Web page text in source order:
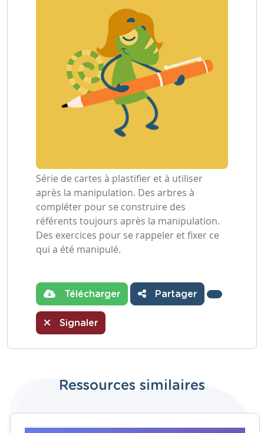
Série de cartes à plastifier et à utiliser
après la manipulation. Des arbres à
compléter pour se construire des
référents toujours après la manipulation.
Des exercices pour se rappeler et fixer ce
qui a été manipulé.
Télécharger Partager
Signaler
Ressources similaires